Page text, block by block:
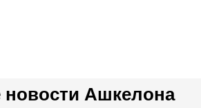
Ашкелона